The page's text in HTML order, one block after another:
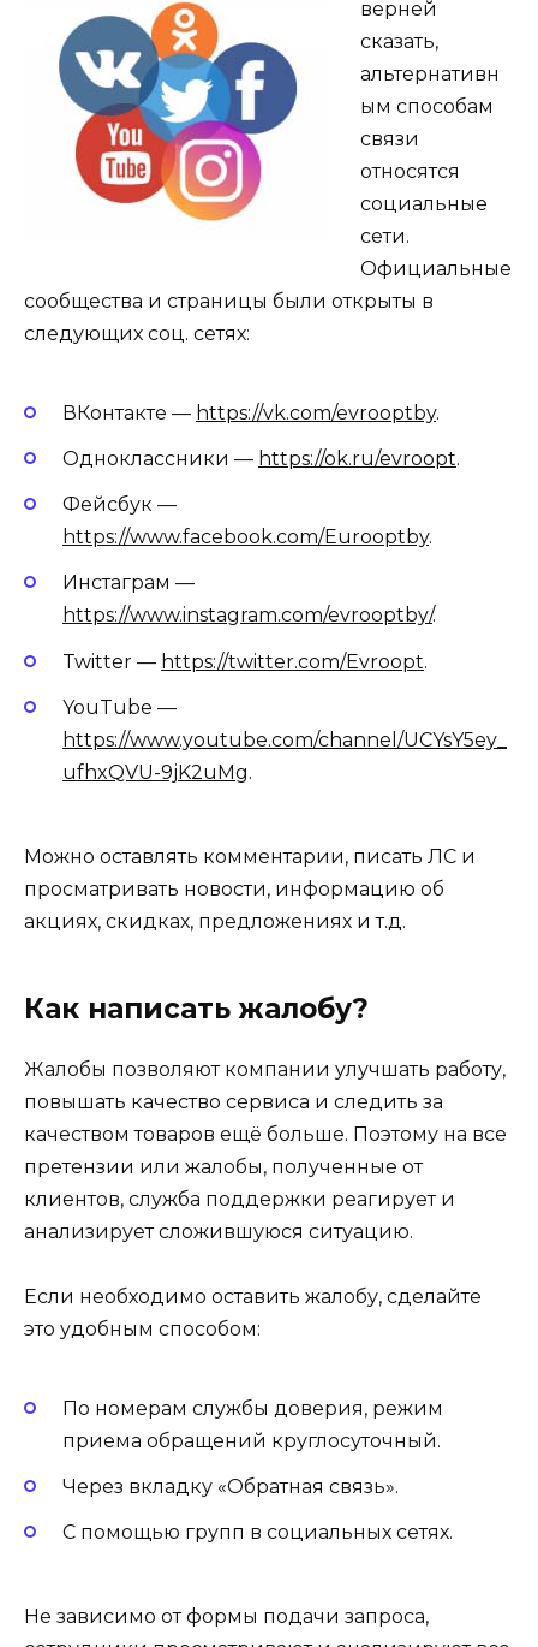
верней
сказать,
альтернативн
ым способам
связи
относятся
социальные
сети.
Официальные
сообщества и страницы были открыты в
следующих соц. сетях:
ВКонтакте — https://vk.com/evrooptby.
Одноклассники — https://ok.ru/evroopt.
Фейсбук —
https://www.facebook.com/Eurooptby.
Инстаграм —
https://www.instagram.com/evrooptby/.
Twitter — https://twitter.com/Evroopt.
YouTube —
https://www.youtube.com/channel/UCYsY5ey_
ufhxQVU-9jK2uMg.
Можно оставлять комментарии, писать ЛС и
просматривать новости, информацию об
акциях, скидках, предложениях и т.д.
Как написать жалобу?
Жалобы позволяют компании улучшать работу,
повышать качество сервиса и следить за
качеством товаров ещё больше. Поэтому на все
претензии или жалобы, полученные от
клиентов, служба поддержки реагирует и
анализирует сложившуюся ситуацию.
Если необходимо оставить жалобу, сделайте
это удобным способом:
По номерам службы доверия, режим
приема обращений круглосуточный.
Через вкладку «Обратная связь».
С помощью групп в социальных сетях.
Не зависимо от формы подачи запроса,